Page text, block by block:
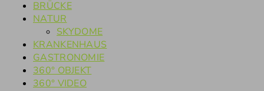
BRÜCKE
NATUR
SKYDOME
KRANKENHAUS
GASTRONOMIE
360° OBJEKT
360° VIDEO